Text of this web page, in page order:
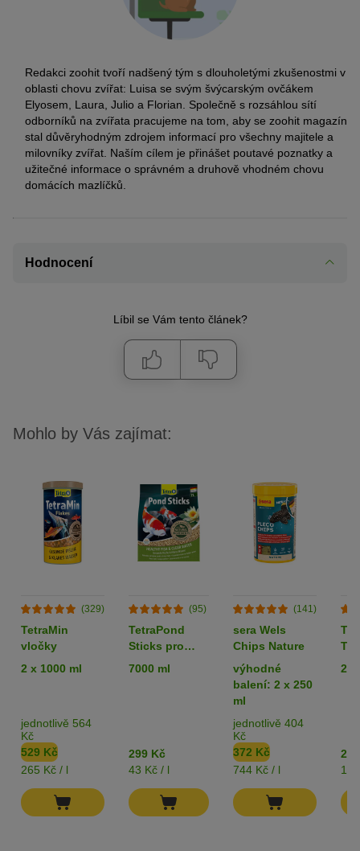
Redakci zoohit tvoří nadšený tým s dlouholetými zkušenostmi v
oblasti chovu zvířat: Luisa se svým švýcarským ovčákem
Elyosem, Laura, Julio a Florian. Společně s rozsáhlou sítí
odborníků na zvířata pracujeme na tom, aby se zoohit magazín
stal důvěryhodným zdrojem informací pro všechny majitele a
milovníky zvířat. Naším cílem je přinášet poutavé poznatky a
užitečné informace o správném a druhově vhodném chovu
domácích mazlíčků.
Hodnocení
Líbil se Vám tento článek?
Mohlo by Vás zajímat:
(329)
TetraMin
vločky
2 x 1000 ml
jednotlivě 564
Kč
529 Kč
265 Kč / l
(95)
TetraPond
Sticks pro
jezírkové ryby
7000 ml
299 Kč
43 Kč / l
(141)
sera Wels
Chips Nature
výhodné
balení: 2 x 250
ml
jednotlivě 404
Kč
372 Kč
744 Kč / l
1